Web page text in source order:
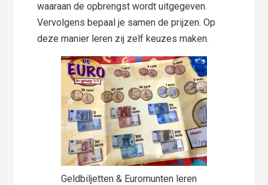
waaraan de opbrengst wordt uitgegeven.
Vervolgens bepaal je samen de prijzen. Op
deze manier leren zij zelf keuzes maken.
Geldbiljetten & Euromunten leren